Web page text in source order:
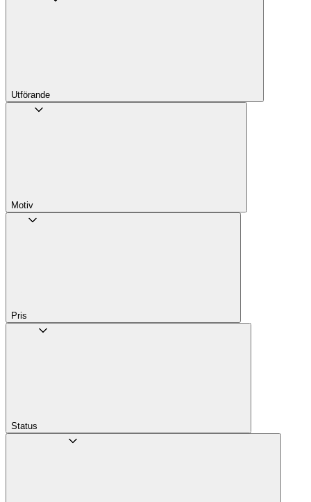
Utförande
Motiv
Pris
Status